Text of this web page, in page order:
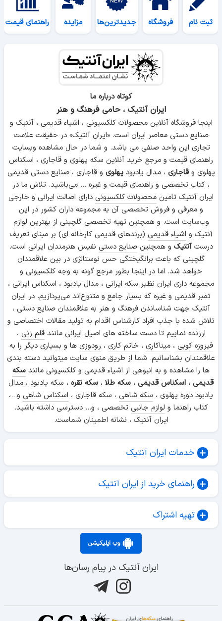
ثبت نام فروشگاه جدیدترین‌ها مزایده راهنمای قیمت
کوتاه درباره ما
ایران آنتیک ، حامی فرهنگ و هنر
اینجا فروشگاه آنلاین محصولات کلکسیونی ، اشیاء قدیمی ، آنتیک و
صنایع دستی معاصر ایران است. «ایران آنتیک» در حقیقت علامت
تجاری این واحد صنفی می باشد. و شما در حال مشاهده وبسایت
راهنمای قیمت و مرجع خرید آنلاین سکه پهلوی و قاجاری ، اسکناس
پهلوی وقاجاری ، مدال یادبودپهلوی و قاجاری ، صنایع دستی قدیمی
، کتاب تخصصی و راهنمای قیمت و غیره ... می‌باشید. تلاش ما در
ایران آنتیک تامین محصولات کلکسیونی دارای اصالت ایرانی و خارجی
و معرفی و فروش تخصصی آن به مجموعه داران کشور در این
وب‌سایت است. و همچنین تهیه تخصصی گلچینی از بهترین لوازم
آنتیک و اشیاء قدیمی (برندهای قدیمی کارخانه ای) بر مبنای تعریف
درستآنتیک و همچنینصنایع دستی نفیس هنرمندان ایرانی است.
گلچینی که باعث برانگیختگی حس نوستالژی در بین علاقمندان
خواهد شد. اما در اینجا بطور مرجع گونه به وجه کلکسیونی و
مجموعه داری ایران نظیر سکه ایرانی ، مدال یادبود ، اسکناس ایرانی ،
تمبر قدیمی و غیره که بسیار جامع و متنوع‌اند می‌پردازیم. در ایران
آنتیک جهت شناساندن فرهنگ و هنر به علاقمندان صنایع دستی ،
تلاش شده با جذب افراد کارشناس اقدام به تولید مقالات اختصاصی و
ارزنده نماییم تا دست ساخته های اصیل ایرانی مانندقلم زنی ،
فیروزه کوبی ،میناکاری ، خاتم کاری ، رودوزی ها و بسیاری دیگر را به
علاقمندان بشناسانیم. شما از طریق منوی سایت میتوانید دسته بندی
ها را مشاهده و به انبوهی از اشیاء قدیمی و کلکسیونی مانند سکه
قدیمی ، اسکناس قدیمی ، سکه طلا ، سکه نقره ، سکه یادبود ، مدال
یادبود دوره پهلوی ، سکه شاهی ، سکه قاجاری ، اسکناس شاهی و...،
کتاب راهنما و لوازم جانبی تخصصی ، و... دسترسی داشته باشید.
ایران آنتیک ، نشانه اطمینان شماست.
خدمات ایران آنتیک
راهنمای خرید از ایران آنتیک
تهیه اشتراک
وب اپلیکیشن
ایران آنتیک در پیام رسان‌ها